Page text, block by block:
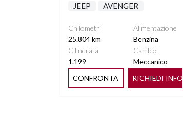
JEEP AVENGER
Chilometri
25.804 km
Alimentazione
Benzina
Cilindrata
1.199
Cambio
Meccanico
CONFRONTA
RICHIEDI INFO